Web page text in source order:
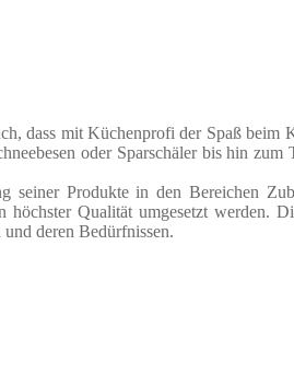
dass mit Küchenprofi der Spaß
oder Sparschäler bis hin
Produkte in den Bereichen
Qualität umgesetzt werden.
deren Bedürfnissen.